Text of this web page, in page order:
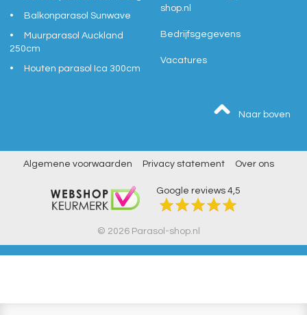
Balkonparasol Sunwave
Muurparasol Auckland
250cm
Houten parasol Ica 300cm
shop.nl
Bedrijfsgegevens
Vacatures
Naar boven
Algemene voorwaarden Privacy statement Over ons
Google reviews 4,5
© 2026 Parasol-shop.nl